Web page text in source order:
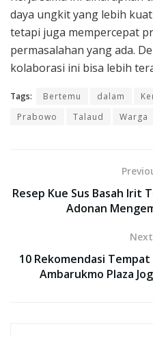
daya ungkit yang lebih
tetapi juga mempercepat
permasalahan yang ada.
kolaborasi ini bisa lebih
Tags: Bertemu dalam
Prabowo
Talaud Warga
Resep Kue Sus Basah Irit
Adonan
10 Rekomendasi
Ambarukmo Plaza